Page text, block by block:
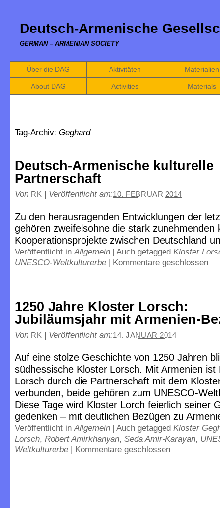
Deutsch-Armenische
GERMAN – ARMENIAN SOCIETY
Über die DAG Aktivitäten Materialien
About DAG Activities Materials
Tag-Archiv: Geghard
Deutsch-Armenische kulturelle
Partnerschaft
Von RK | Veröffentlicht am:10. FEBRUAR 2014
Zu den herausragenden Entwicklungen der
gehören zweifelsohne die stark zunehmenden
Kooperationsprojekte zwischen Deutschland
Veröffentlicht inAllgemein | Auch getagged Kloster
UNESCO-Weltkulturerbe | Kommentare geschlossen
1250 Jahre Kloster Lorsch:
Jubiläumsjahr mit Armenien-
Von RK | Veröffentlicht am:14. JANUAR 2014
Auf eine stolze Geschichte von 1250 Jahren
südhessische Kloster Lorsch. Mit Armenien ist
Lorsch durch die Partnerschaft mit dem
verbunden, beide gehören zum UNESCO-
Diese Tage wird Kloster Lorch feierlich seiner
gedenken – mit deutlichen Bezügen zu
Veröffentlicht inAllgemein | Auch getagged Kloster
Lorsch, Robert Amirkhanyan, Seda Amir-Karayan,
Weltkulturerbe | Kommentare geschlossen